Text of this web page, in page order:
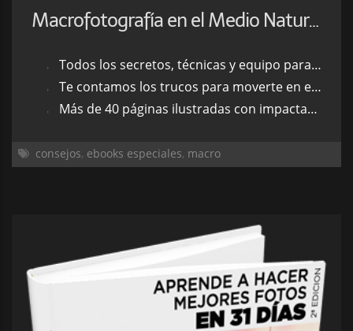
Macrofotografía en el Medio Natural
Todos los secretos, técnicas y equipo para ser un profesional de la fotografía macro.
Te contamos los trucos para moverte en el medio natural.
Más de 40 páginas ilustradas con impactantes fotografías.
consejos, ebooks especiales, macro